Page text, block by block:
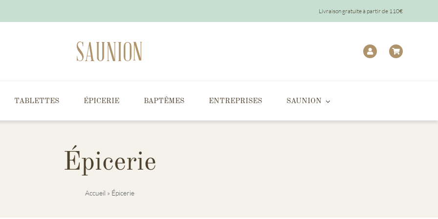
Livraison gratuite à partir de 110€
TABLETTES ÉPICERIE BAPTÊMES ENTREPRISES SAUNION
Épicerie
Accueil » Épicerie